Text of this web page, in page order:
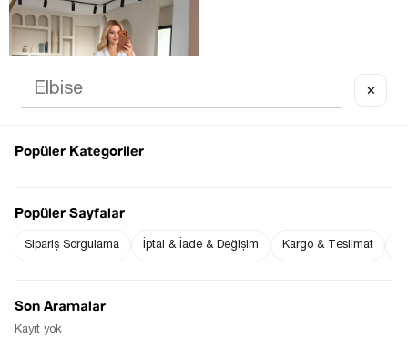
İSPANYOL PAÇA EKSTRA LIKRALI
✕
Popüler Kategoriler
Popüler Sayfalar
Sipariş Sorgulama İptal & İade & Değişim Kargo & Teslimat
Son Aramalar
Kayıt yok